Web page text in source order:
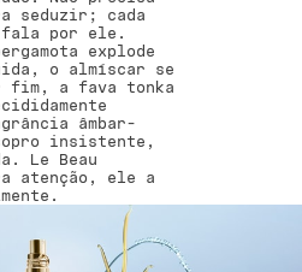
seduzir; cada
fala por ele.
explode
o almíscar se
fim, a fava tonka
âmbar-
insistente,
Le Beau
atenção, ele a